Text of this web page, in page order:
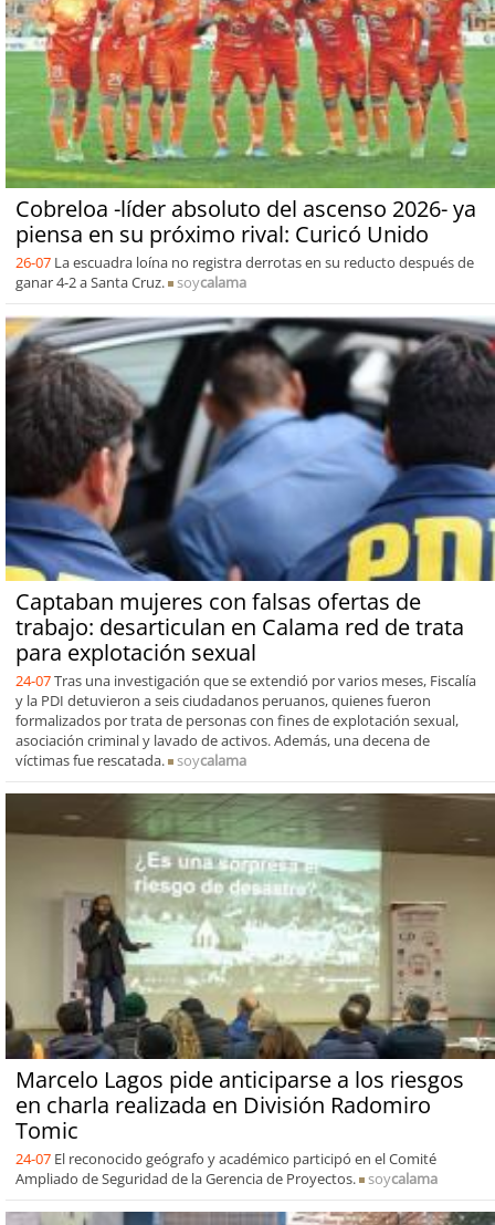
Cobreloa -líder absoluto del ascenso 2026- ya
piensa en su próximo rival: Curicó Unido
26-07 La escuadra loína no registra derrotas en su reducto después de
ganar 4-2 a Santa Cruz.
soycalama
Captaban mujeres con falsas ofertas de
trabajo: desarticulan en Calama red de trata
para explotación sexual
24-07Tras una investigación que se extendió por varios meses, Fiscalía
y la PDI detuvieron a seis ciudadanos peruanos, quienes fueron
formalizados por trata de personas con fines de explotación sexual,
asociación criminal y lavado de activos. Además, una decena de
víctimas fue rescatada.
soycalama
Marcelo Lagos pide anticiparse a los riesgos
en charla realizada en División Radomiro
Tomic
24-07 El reconocido geógrafo y académico participó en el Comité
Ampliado de Seguridad de la Gerencia de Proyectos.
soycalama